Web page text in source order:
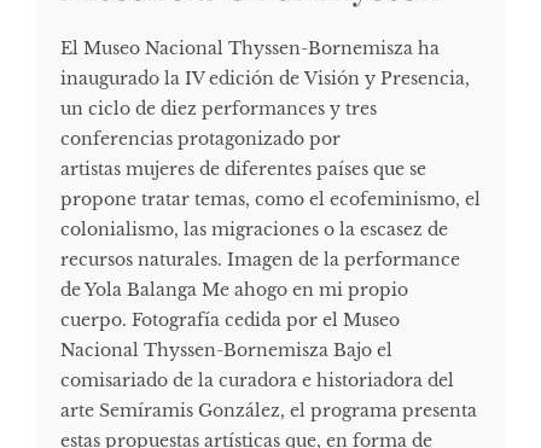
El Museo Nacional Thyssen-Bornemisza ha
inaugurado la IV edición de Visión y Presencia,
un ciclo de diez performances y tres
conferencias protagonizado por
artistas mujeres de diferentes países que se
propone tratar temas, como el ecofeminismo, el
colonialismo, las migraciones o la escasez de
recursos naturales. Imagen de la performance
de Yola Balanga Me ahogo en mi propio
cuerpo. Fotografía cedida por el Museo
Nacional Thyssen-Bornemisza Bajo el
comisariado de la curadora e historiadora del
arte Semíramis González, el programa presenta
estas propuestas artísticas que, en forma de